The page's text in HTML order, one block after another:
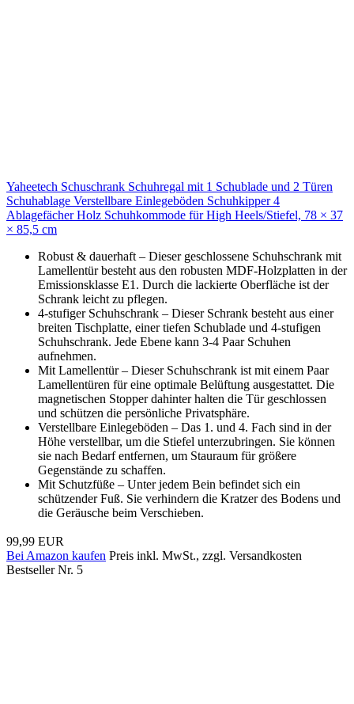
Yaheetech Schuschrank Schuhregal mit 1 Schublade und 2 Türen
Schuhablage Verstellbare Einlegeböden Schuhkipper 4
Ablagefächer Holz Schuhkommode für High Heels/Stiefel, 78 × 37
× 85,5 cm
Robust & dauerhaft – Dieser geschlossene Schuhschrank mit
Lamellentür besteht aus den robusten MDF-Holzplatten in der
Emissionsklasse E1. Durch die lackierte Oberfläche ist der
Schrank leicht zu pflegen.
4-stufiger Schuhschrank – Dieser Schrank besteht aus einer
breiten Tischplatte, einer tiefen Schublade und 4-stufigen
Schuhschrank. Jede Ebene kann 3-4 Paar Schuhen
aufnehmen.
Mit Lamellentür – Dieser Schuhschrank ist mit einem Paar
Lamellentüren für eine optimale Belüftung ausgestattet. Die
magnetischen Stopper dahinter halten die Tür geschlossen
und schützen die persönliche Privatsphäre.
Verstellbare Einlegeböden – Das 1. und 4. Fach sind in der
Höhe verstellbar, um die Stiefel unterzubringen. Sie können
sie nach Bedarf entfernen, um Stauraum für größere
Gegenstände zu schaffen.
Mit Schutzfüße – Unter jedem Bein befindet sich ein
schützender Fuß. Sie verhindern die Kratzer des Bodens und
die Geräusche beim Verschieben.
99,99 EUR
Bei Amazon kaufen Preis inkl. MwSt., zzgl. Versandkosten
Bestseller Nr. 5